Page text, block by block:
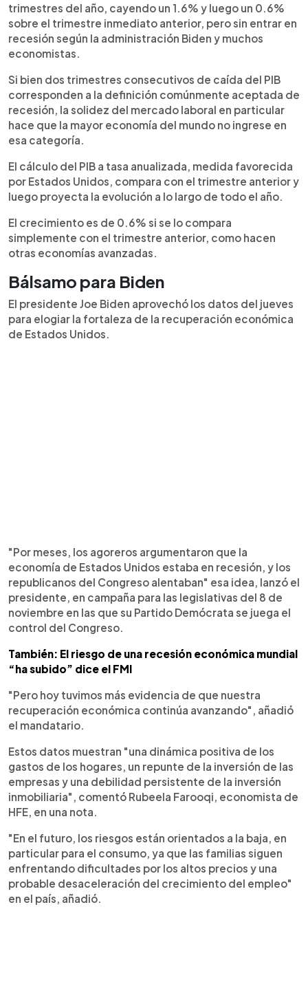
trimestres del año, cayendo un 1.6% y luego un 0.6%
sobre el trimestre inmediato anterior, pero sin entrar en
recesión según la administración Biden y muchos
economistas.
Si bien dos trimestres consecutivos de caída del PIB
corresponden a la definición comúnmente aceptada de
recesión, la solidez del mercado laboral en particular
hace que la mayor economía del mundo no ingrese en
esa categoría.
El cálculo del PIB a tasa anualizada, medida favorecida
por Estados Unidos, compara con el trimestre anterior y
luego proyecta la evolución a lo largo de todo el año.
El crecimiento es de 0.6% si se lo compara
simplemente con el trimestre anterior, como hacen
otras economías avanzadas.
Bálsamo para Biden
El presidente Joe Biden aprovechó los datos del jueves
para elogiar la fortaleza de la recuperación económica
de Estados Unidos.
"Por meses, los agoreros argumentaron que la
economía de Estados Unidos estaba en recesión, y los
republicanos del Congreso alentaban" esa idea, lanzó el
presidente, en campaña para las legislativas del 8 de
noviembre en las que su Partido Demócrata se juega el
control del Congreso.
También: El riesgo de una recesión económica mundial
“ha subido” dice el FMI
"Pero hoy tuvimos más evidencia de que nuestra
recuperación económica continúa avanzando", añadió
el mandatario.
Estos datos muestran "una dinámica positiva de los
gastos de los hogares, un repunte de la inversión de las
empresas y una debilidad persistente de la inversión
inmobiliaria", comentó Rubeela Farooqi, economista de
HFE, en una nota.
"En el futuro, los riesgos están orientados a la baja, en
particular para el consumo, ya que las familias siguen
enfrentando dificultades por los altos precios y una
probable desaceleración del crecimiento del empleo"
en el país, añadió.